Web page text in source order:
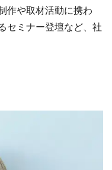
作や取材活動に携わ
セミナー登壇など、社